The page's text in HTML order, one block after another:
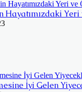
Hayatımızdaki
İyi Gelen